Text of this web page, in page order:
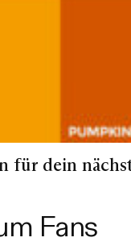
für dein
Fans